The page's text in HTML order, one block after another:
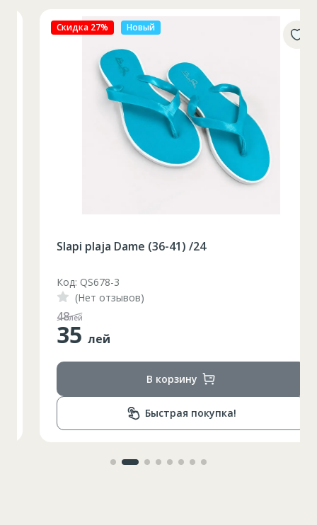
Скидка 27% Новый
Slapi plaja Dame (36-41) /24
Код: QS678-3
(Нет отзывов)
лей
35лей
В корзину
Быстрая покупка!